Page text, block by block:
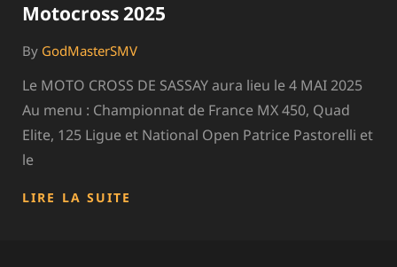
Motocross 2025
By GodMasterSMV
Le MOTO CROSS DE SASSAY aura lieu le 4 MAI 2025
Au menu : Championnat de France MX 450, Quad
Elite, 125 Ligue et National Open Patrice Pastorelli et
le
LIRE LA SUITE